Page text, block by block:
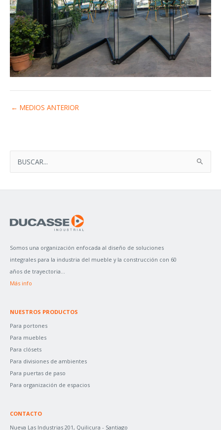
S
O
R
:
← MEDIOS ANTERIOR
Somos una organización enfocada al diseño de soluciones
integrales para la industria del mueble y la construcción con 60
años de trayectoria...
Más info
NUESTROS PRODUCTOS
Para portones
Para muebles
Para clósets
Para divisiones de ambientes
Para puertas de paso
Para organización de espacios
CONTACTO
Nueva Las Industrias 201, Quilicura - Santiago